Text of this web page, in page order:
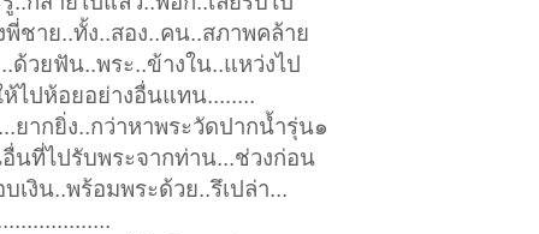
ชาย..ทั้ง..สอง..คน..สภาพคล้าย
ด้วยฟัน..พระ..ข้างใน..แหว่งไป
ไปห้อยอย่างอื่นแทน........
ยากยิ่ง..กว่าหาพระวัดปากน้ำรุ่น๑
นที่ไปรับพระจากท่าน...ช่วงก่อน
เงิน..พร้อมพระด้วย..รึเปล่า...